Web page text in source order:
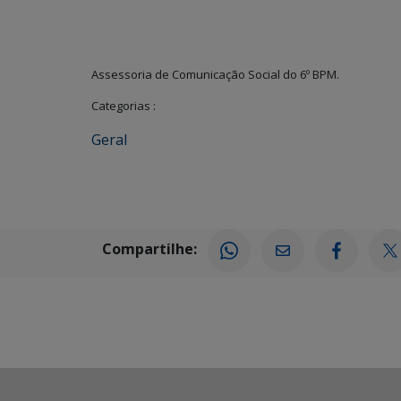
Assessoria de Comunicação Social do 6º BPM.
Categorias :
Geral
Compartilhe: